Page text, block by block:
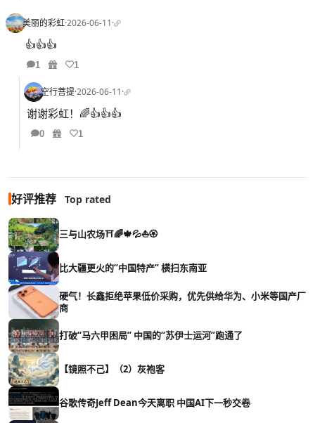
美丽的彩虹·2026-06-11·
👍👍👍
1 1
空行菩提·2026-06-11·
谢谢彩虹！🌈👍👍👍
0 1
好评推荐 Top rated
三与山农场⛩️🌈🍁💦⛵🏵️
比大疆更火的“中国特产” 横扫东南亚
硬气！长鑫拒绝苹果低价采购，优先供给华为、小米等国产厂
商
打破“马六甲困局” 中国的“苏伊士运河”跑通了
【镜照不己】（2）灰袍客
谷歌传奇Jeff Dean今天离职 中国AI下一秒交卷